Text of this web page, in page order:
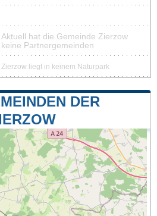
Aktuell hat die Gemeinde Zierzow
keine Partnergemeinden
Zierzow liegt in keinem Naturpark
DER